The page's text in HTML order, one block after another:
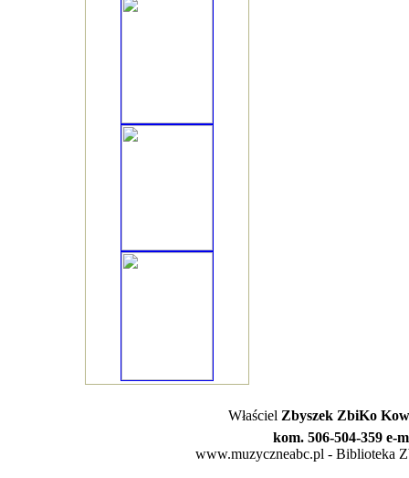
Właściel Zbyszek ZbiKo
kom. 506-504-359 e-
www.muzyczneabc.pl - Biblioteka